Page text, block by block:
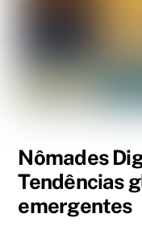
Nômades
Tendências
emergentes